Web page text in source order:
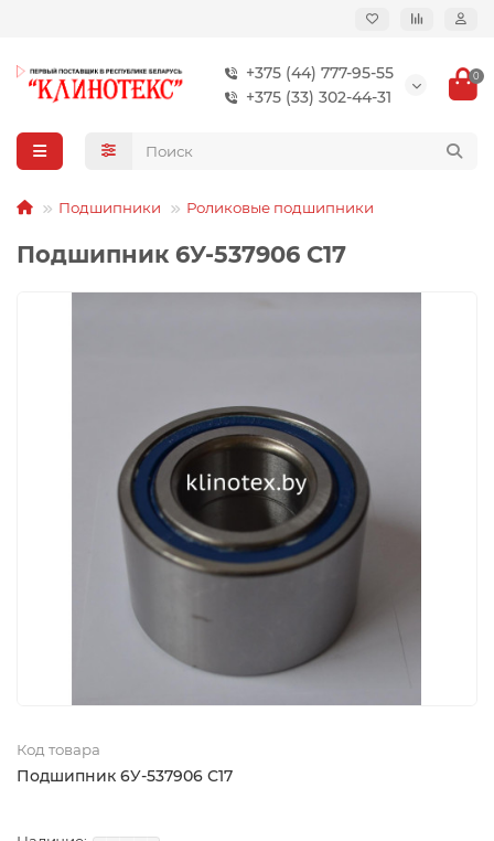
+375 (44) 777-95-55
+375 (33) 302-44-31
0
Подшипники Роликовые подшипники
Подшипник 6У-537906 С17
Код товара
Подшипник 6У-537906 С17